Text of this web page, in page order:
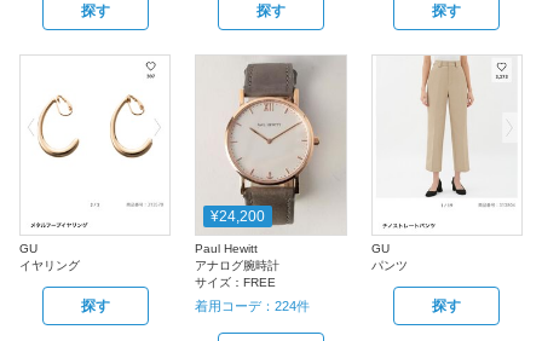
探す 探す 探す
GU
イヤリング
探す
¥24,200
Paul Hewitt
アナログ腕時計
サイズ：FREE
着用コーデ：224件
GU
パンツ
探す